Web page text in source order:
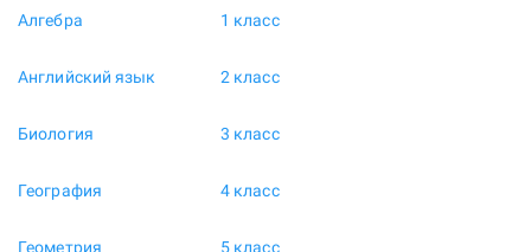
Алгебра
Английский язык
Биология
География
Геометрия
1 класс
2 класс
3 класс
4 класс
5 класс